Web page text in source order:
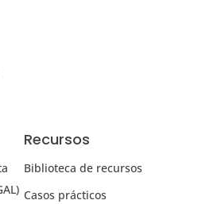
Recursos
Biblioteca de recursos
Casos prácticos